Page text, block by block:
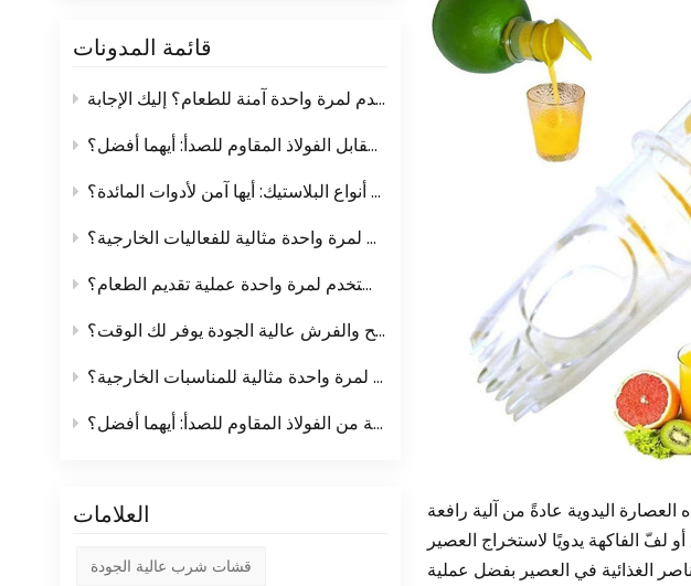
قائمة المدونات
هل أدوات المائدة البلاستيكية التي تُستخدم لمرة واحدة آمنة للطعام؟ إليك الإجابة
مبشرات المطبخ البلاستيكية مقابل الفولاذ المقاوم للصدأ: أيهما أفضل؟
فهم أنواع البلاستيك: أيها آمن لأدوات المائدة؟
لماذا تُعدّ أدوات المائدة البلاستيكية التي تُستخدم لمرة واحدة مثالية للفعاليات الخارجية؟
كيف تُسهّل الأكواب والأطباق التي تُستخدم لمرة واحدة عملية تقديم الطعام؟
لماذا الاستثمار في المماسح والفرش عالية الجودة يوفر لك الوقت؟
لماذا تعتبر أدوات المائدة البلاستيكية التي تستخدم لمرة واحدة مثالية للمناسبات الخارجية؟
مبشرات المطبخ البلاستيكية مقابل المبشرات المصنوعة من الفولاذ المقاوم للصدأ: أيهما أفضل؟
العلامات
قشات شرب عالية الجودة
اليدوية عادةً من آلية رافعة
الغذائية في العصير بفضل عملية